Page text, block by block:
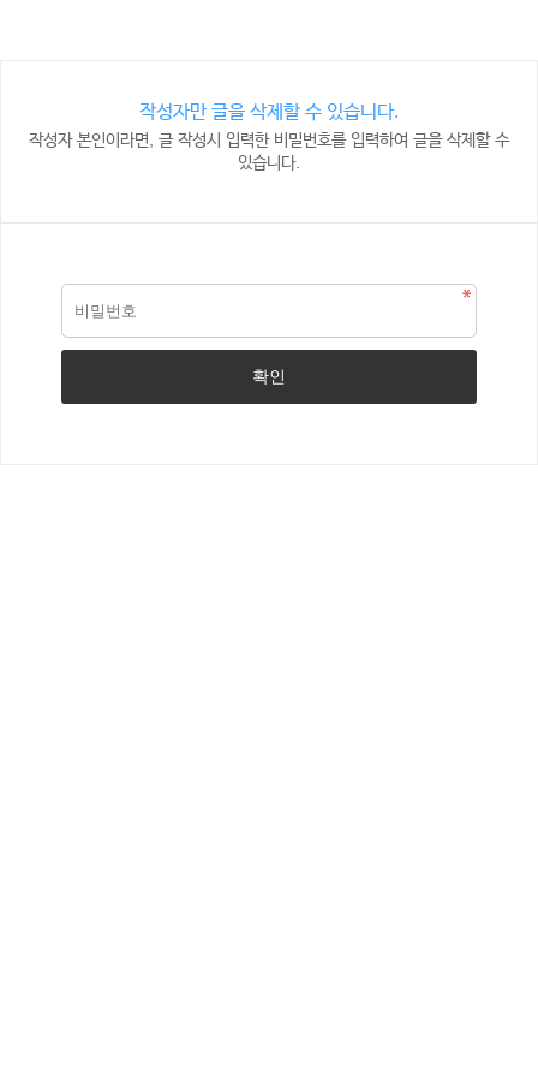
작성자만 글을 삭제할 수 있습니다.
작성자 본인이라면, 글 작성시 입력한 비밀번호를 입력하여 글을 삭제할 수
있습니다.